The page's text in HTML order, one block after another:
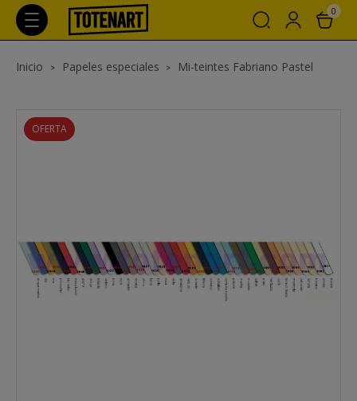
0
Inicio Papeles especiales Mi-teintes Fabriano Pastel
OFERTA